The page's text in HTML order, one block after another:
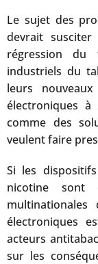
Le sujet des
devrait
régression du
industriels du
leurs
électroniques à
comme des
veulent faire
Si les
nicotine sont
électroniques
acteurs
sur les